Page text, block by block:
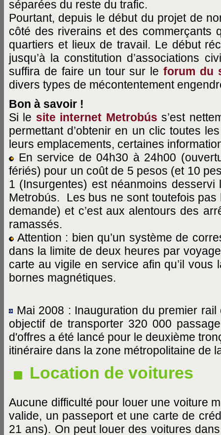
séparées du reste du trafic.
Pourtant, depuis le début du projet de
côté des riverains et des commerçants
quartiers et lieux de travail. Le début
jusqu’à la constitution d’associations
suffira de faire un tour sur le forum du
divers types de mécontentement
Bon à savoir !
Si le site internet Metrobúss’est
permettant d’obtenir en un clic toutes
leurs emplacements, certaines
En service de 04h30 à 24h00
fériés) pour un coût de 5 pesos (et 10
1 (Insurgentes) est néanmoins
Metrobús. Les bus ne sont toutefois
demande) et c’est aux alentours des
ramassés.
Attention : bien qu’un système de
dans la limite de deux heures par
carte au vigile en service afin qu’il
bornes magnétiques.
Mai 2008 : Inauguration du premier
objectif de transporter 320 000
d'offres a été lancé pour le deuxième
itinéraire dans la zone métropolitaine de
Location de voitures
Aucune difficulté pour louer une voiture
valide, un passeport et une carte de
21 ans). On peut louer des voitures